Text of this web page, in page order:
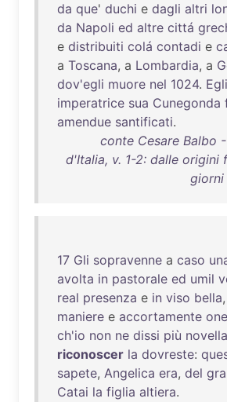
da que' duchi e dagli altri
da Napoli ed altre cittá
e distribuiti colá contadi e
a Toscana, a Lombardia, a
dov'egli muore nel 1024. Egli
imperatrice sua Cunegonda
amendue santificati.
conte Cesare Balbo
d'Italia, v. 1-2: dalle origini
giorni
17 Gli sopravenne a caso
avolta in pastorale ed umil
real presenza e in viso bella,
maniere e accortamente
ch'io non ne dissi più novella
riconoscer la dovreste:
sapete, Angelica era, del
Catai la figlia altiera.